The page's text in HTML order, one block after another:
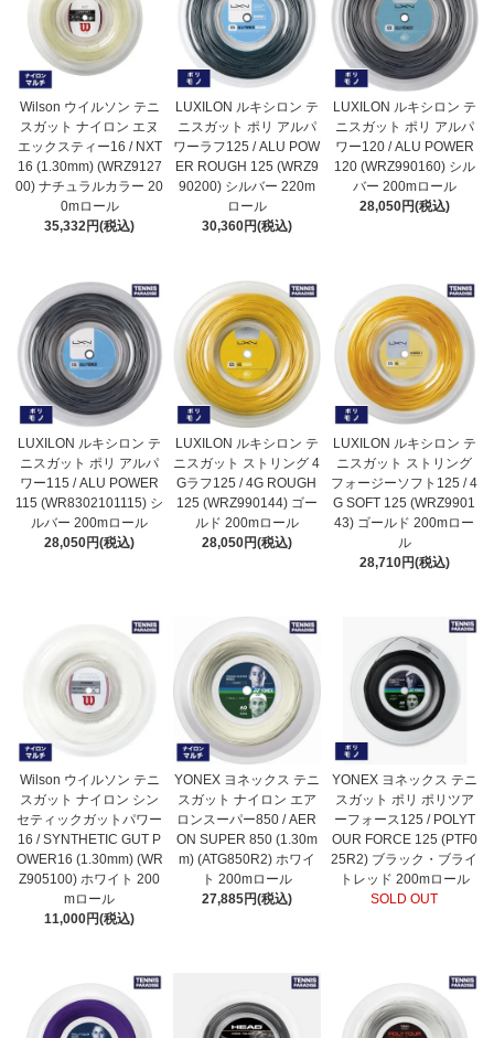
Wilson ウイルソン テニ
スガット ナイロン エヌ
エックスティー16 / NXT
16 (1.30mm) (WRZ9127
00) ナチュラルカラー 20
0mロール
35,332円(税込)
LUXILON ルキシロン テ
ニスガット ポリ アルパ
ワーラフ125 / ALU POW
ER ROUGH 125 (WRZ9
90200) シルバー 220m
ロール
30,360円(税込)
LUXILON ルキシロン テ
ニスガット ポリ アルパ
ワー120 / ALU POWER
120 (WRZ990160) シル
バー 200mロール
28,050円(税込)
LUXILON ルキシロン テ
ニスガット ポリ アルパ
ワー115 / ALU POWER
115 (WR8302101115) シ
ルバー 200mロール
28,050円(税込)
LUXILON ルキシロン テ
ニスガット ストリング 4
Gラフ125 / 4G ROUGH
125 (WRZ990144) ゴー
ルド 200mロール
28,050円(税込)
LUXILON ルキシロン テ
ニスガット ストリング
フォージーソフト125 / 4
G SOFT 125 (WRZ9901
43) ゴールド 200mロー
ル
28,710円(税込)
Wilson ウイルソン テニ
スガット ナイロン シン
セティックガットパワー
16 / SYNTHETIC GUT P
OWER16 (1.30mm) (WR
Z905100) ホワイト 200
mロール
11,000円(税込)
YONEX ヨネックス テニ
スガット ナイロン エア
ロンスーパー850 / AER
ON SUPER 850 (1.30m
m) (ATG850R2) ホワイ
ト 200mロール
27,885円(税込)
YONEX ヨネックス テニ
スガット ポリ ポリツア
ーフォース125 / POLYT
OUR FORCE 125 (PTF0
25R2) ブラック・ブライ
トレッド 200mロール
SOLD OUT